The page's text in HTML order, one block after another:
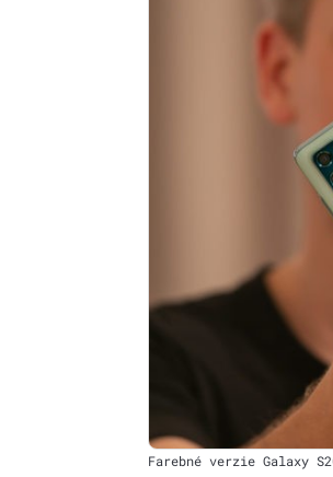
Farebné verzie Galaxy